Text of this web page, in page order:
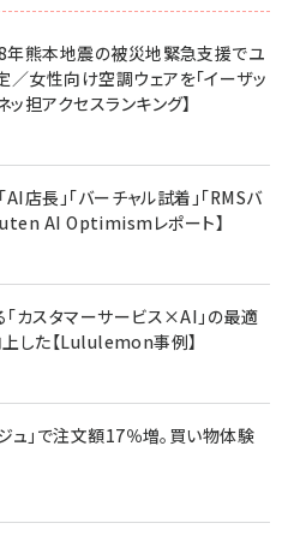
8年熊本地震の被災地緊急支援でユ
女性向け空調ウェアを「イーザッ
担アクセスランキング】
店長」「バーチャル試着」「RMSバ
AI Optimismレポート】
カスタマーサービス×AI」の最適
した【Lululemon事例】
ュ」で注文額17％増。買い物体験